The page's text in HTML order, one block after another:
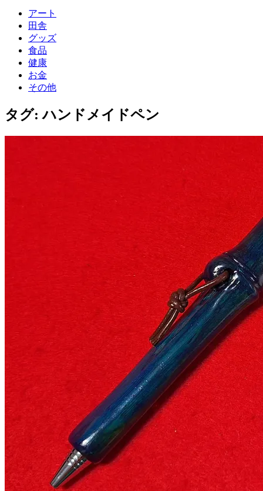
アート
田舎
グッズ
食品
健康
お金
その他
タグ:ハンドメイドペン